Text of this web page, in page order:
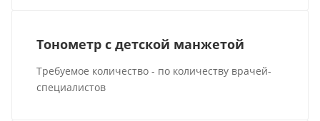
Тонометр с детской манжетой
Требуемое количество - по количеству врачей-
специалистов